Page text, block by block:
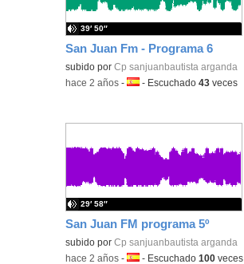
San Juan Fm - Programa 6
Contenido educativo.
subido porCp sanjuanbautista arganda
39′ 50″
-hace 2 años -Idioma:
- Escuchado43 veces
San Juan FM programa 5º
Contenido educativo.
subido porCp sanjuanbautista arganda
29′ 58″
-hace 2 años -Idioma:
- Escuchado100 veces